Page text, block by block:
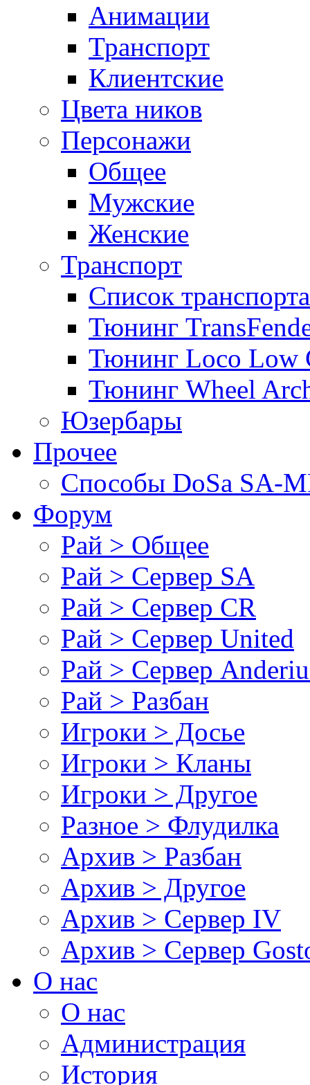
Анимации
Транспорт
Клиентские
Цвета ников
Персонажи
Общее
Мужские
Женские
Транспорт
Список транспорта
Тюнинг
Тюнинг Loco Low
Тюнинг Wheel
Юзербары
Прочее
Cпособы DoSа SA-
Форум
Рай > Общее
Рай > Сервер SA
Рай > Сервер CR
Рай > Сервер United
Рай > Сервер
Рай > Разбан
Игроки > Досье
Игроки > Кланы
Игроки > Другое
Разное > Флудилка
Архив > Разбан
Архив > Другое
Архив > Сервер IV
Архив > Сервер
О нас
О нас
Администрация
История